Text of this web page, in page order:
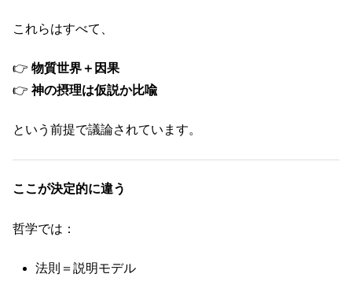
これらはすべて、
👉 物質世界＋因果
👉神の摂理は仮説か比喩
という前提で議論されています。
ここが決定的に違う
哲学では：
法則＝説明モデル